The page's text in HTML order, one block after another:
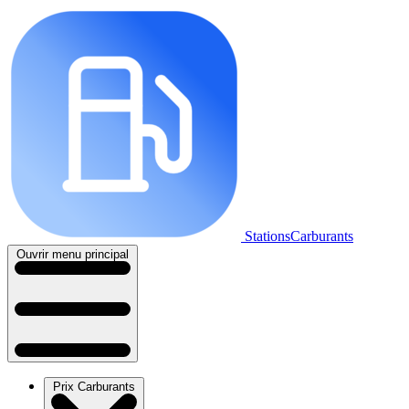
StationsCarburants
Ouvrir menu principal
Prix Carburants